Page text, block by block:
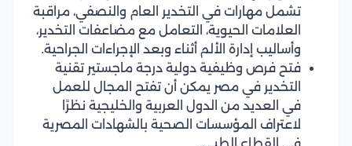
تشمل مهارات في التخدير العام والنصفي، مراقبة
العلامات الحيوية، التعامل مع مضاعفات التخدير،
وأساليب إدارة الألم أثناء وبعد الإجراءات الجراحية.
فتح فرص وظيفية دولية درجة ماجستير تقنية
التخدير في مصر يمكن أن تفتح المجال للعمل
في العديد من الدول العربية والخليجية نظرًا
لاعتراف المؤسسات الصحية بالشهادات المصرية
في القطاع الطبي.